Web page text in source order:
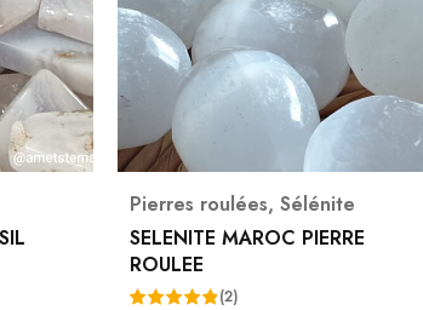
Pierres roulées, Sélénite
SELENITE MAROC PIERRE
ROULEE
(2)